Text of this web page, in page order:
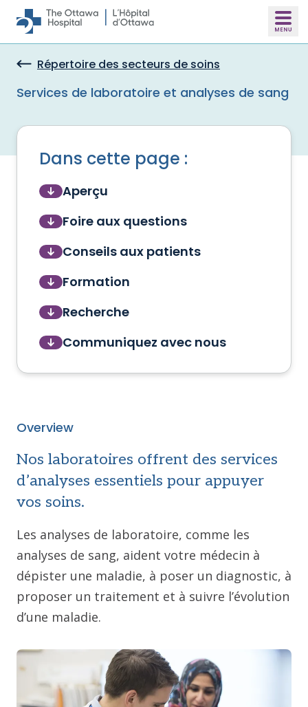
Skip to main content
Répertoire des secteurs de soins
Services de laboratoire et analyses de sang
Dans cette page :
Aperçu
Foire aux questions
Conseils aux patients
Formation
Recherche
Communiquez avec nous
Overview
Nos laboratoires offrent des services
d’analyses essentiels pour appuyer
vos soins.
Les analyses de laboratoire, comme les
analyses de sang, aident votre médecin à
dépister une maladie, à poser un diagnostic, à
proposer un traitement et à suivre l’évolution
d’une maladie.